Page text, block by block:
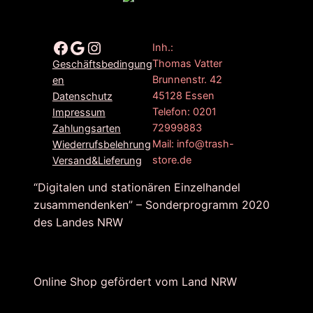
Facebook Google Instagram
Geschäftsbedingung
en
Datenschutz
Impressum
Zahlungsarten
Wiederrufsbelehrung
Versand&Lieferung
Inh.:
Thomas Vatter
Brunnenstr. 42
45128 Essen
Telefon: 0201
72999883
Mail: info@trash-
store.de
“Digitalen und stationären Einzelhandel
zusammendenken” – Sonderprogramm 2020
des Landes NRW
Online Shop gefördert vom Land NRW